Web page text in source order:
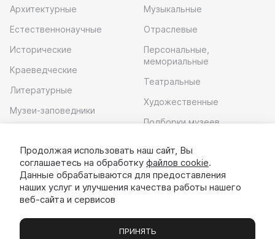
Архитектурные
Естественнонаучные
Исторические
Краеведческие
Литературные
Музеи-заповедники
Музыкальные
Отраслевые
Персональные,
мемориальные
Театральные
Художественные
Подборки музеев
Скачать приложение
Продолжая использовать наш сайт, Вы
соглашаетесь на обработку файлов cookie.
Данные обрабатываются для предоставления
наших услуг и улучшения качества работы нашего
веб-сайта и сервисов
ПРИНЯТЬ